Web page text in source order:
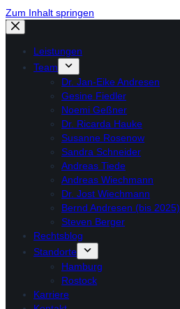
Zum Inhalt springen
Leistungen
Team
Dr. Jan-Eike Andresen
Gesine Fiedler
Noemi Geßner
Dr. Ricarda Hauke
Susanne Rosenow
Sandra Schneider
Andreas Tiede
Andreas Wiechmann
Dr. Jost Wiechmann
Bernd Andresen (bis 2025)
Steven Berger
Rechtsblog
Standorte
Hamburg
Rostock
Karriere